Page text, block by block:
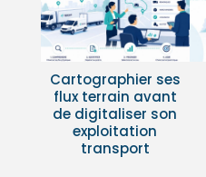
Cartographier ses
flux terrain avant
de digitaliser son
exploitation
transport